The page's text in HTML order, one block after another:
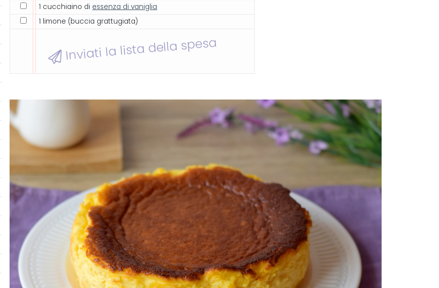
1 cucchiaino di essenza di vaniglia
1 limone (buccia grattugiata)
Inviati la lista della spesa